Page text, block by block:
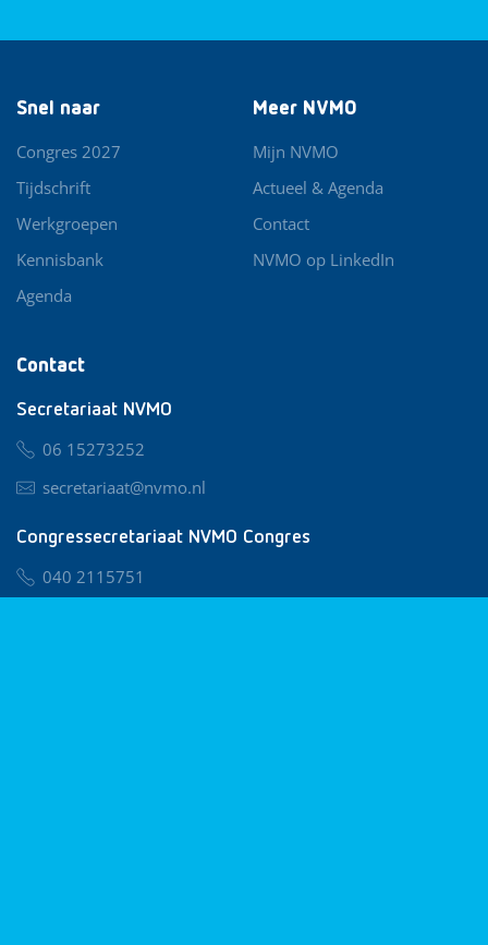
Contact
Secretariaat NVMO
06 15273252
secretariaat@nvmo.nl
Congressecretariaat NVMO Congres
040 2115751
Snel naar
Congres 2027
Tijdschrift
Werkgroepen
Kennisbank
Agenda
Meer NVMO
Mijn NVMO
Actueel & Agenda
Contact
NVMO op LinkedIn